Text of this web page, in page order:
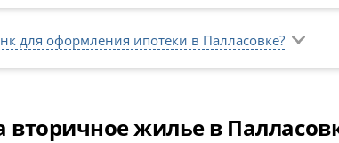
для оформления ипотеки в Палласовке?
вторичное жилье в